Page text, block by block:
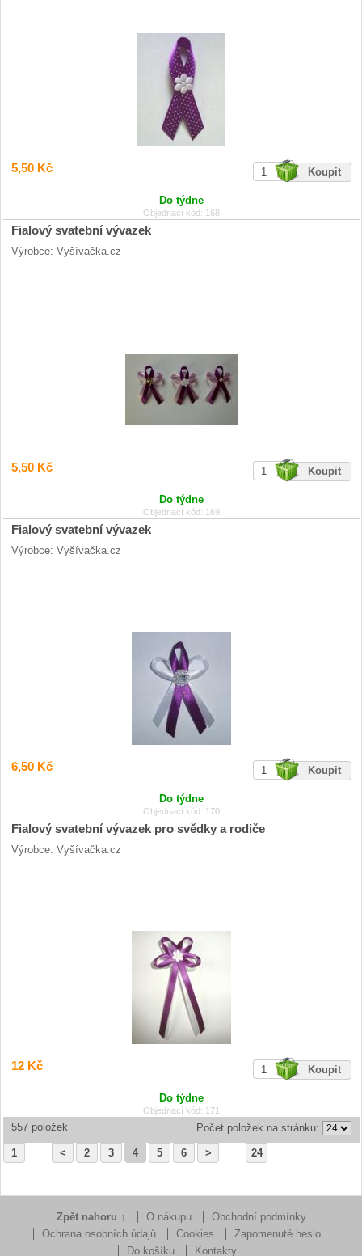
5,50 Kč
Do týdne
Objednací kód: 168
Fialový svatební vývazek
Výrobce: Vyšívačka.cz
5,50 Kč
Do týdne
Objednací kód: 169
Fialový svatební vývazek
Výrobce: Vyšívačka.cz
6,50 Kč
Do týdne
Objednací kód: 170
Fialový svatební vývazek pro svědky a rodiče
Výrobce: Vyšívačka.cz
12 Kč
Do týdne
Objednací kód: 171
557 položek Počet položek na stránku:
1 < 2 3 4 5 6 > 24
Zpět nahoru ↑ O nákupu
Obchodní podmínky
Ochrana osobních údajů
Cookies
Zapomenuté heslo
Do košíku
Kontakty